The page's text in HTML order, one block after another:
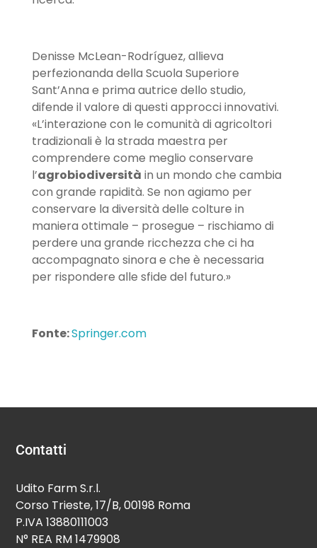
Denisse McLean-Rodríguez, allieva
perfezionanda della Scuola Superiore
Sant’Anna e prima autrice dello studio,
difende il valore di questi approcci innovativi.
«L’interazione con le comunità di agricoltori
tradizionali è la strada maestra per
comprendere come meglio conservare
l’agrobiodiversità in un mondo che cambia
con grande rapidità. Se non agiamo per
conservare la diversità delle colture in
maniera ottimale – prosegue – rischiamo di
perdere una grande ricchezza che ci ha
accompagnato sinora e che è necessaria
per rispondere alle sfide del futuro.»
Fonte:Springer.com
Contatti
Udito Farm S.r.l.
Corso Trieste, 17/B, 00198 Roma
P.IVA 13880111003
N° REA RM 1479908